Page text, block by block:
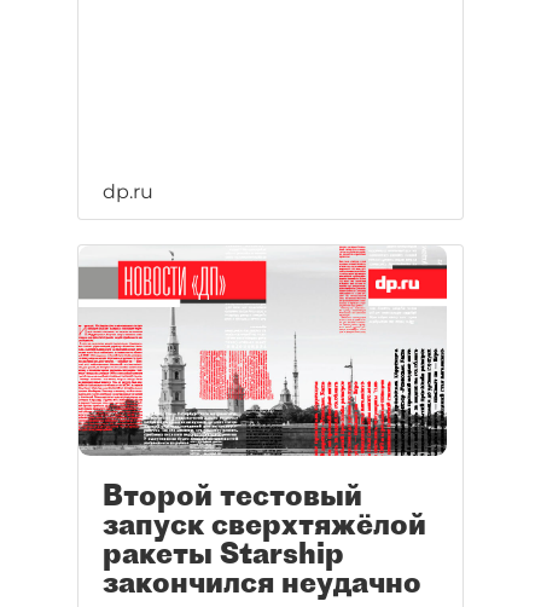
dp.ru
Второй тестовый
запуск сверхтяжёлой
ракеты Starship
закончился неудачно